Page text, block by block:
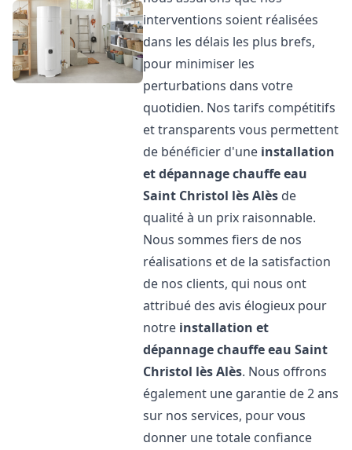
interventions soient réalisées
dans les délais les plus brefs,
pour minimiser les
perturbations dans votre
quotidien. Nos tarifs compétitifs
et transparents vous permettent
de bénéficier d'une installation
et dépannage chauffe eau
Saint Christol lès Alès de
qualité à un prix raisonnable.
Nous sommes fiers de nos
réalisations et de la satisfaction
de nos clients, qui nous ont
attribué des avis élogieux pour
notre installation et
dépannage chauffe eau Saint
Christol lès Alès. Nous offrons
également une garantie de 2 ans
sur nos services, pour vous
donner une totale confiance